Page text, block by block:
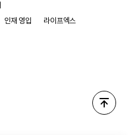
인재 영입
라이프엑스